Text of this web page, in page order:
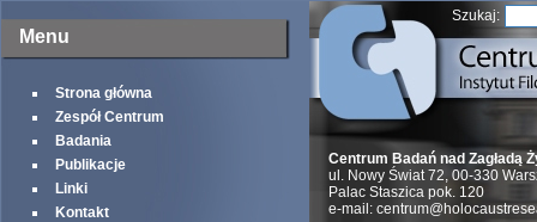
Menu
Strona główna
Zespół Centrum
Badania
Publikacje
Linki
Kontakt
Szukaj:
Centrum Badań nad Zagładą
ul. Nowy Świat 72, 00-330
Palac Staszica pok. 120
e-mail: